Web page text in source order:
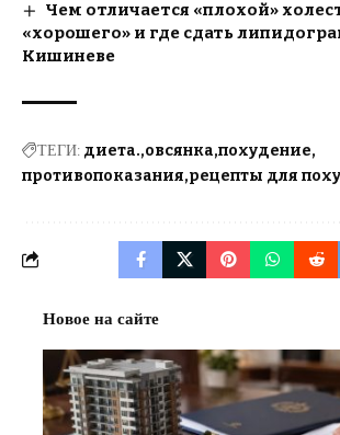
Чем отличается «плохой»
«хорошего» и где сдать
Кишиневе
ТЕГИ: диета. овсянка похудение
противопоказания рецепты для
Новое на сайте